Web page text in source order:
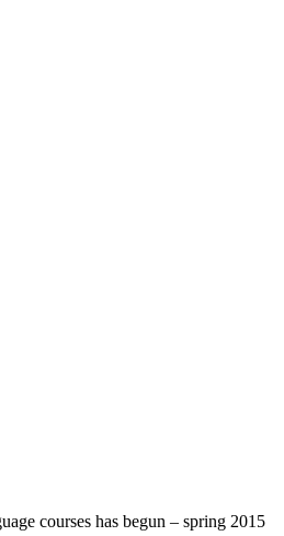
courses has begun – spring 2015